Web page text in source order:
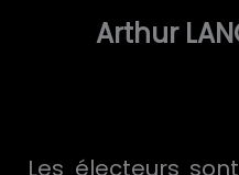
Arthur